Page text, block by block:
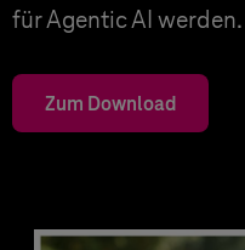
für Agentic AI werden.
Zum Download